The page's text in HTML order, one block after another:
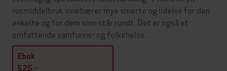
rusmiddelbruk innebærer mye smerte og lidelse for den
enkelte og for dem som står rundt. Det er også et
omfattende samfunns- og folkehelse…
Ebok
525,-